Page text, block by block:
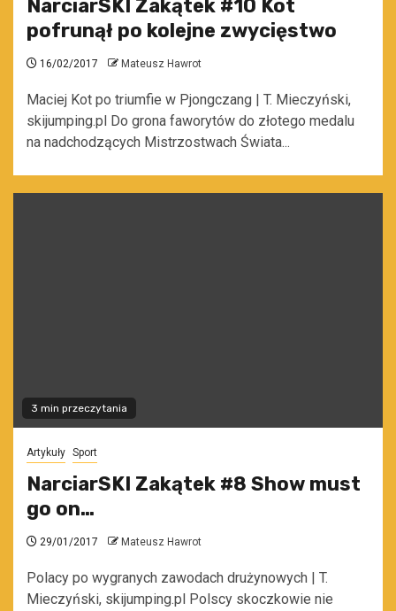
NarciarSKI Zakątek #10 Kot
pofrunął po kolejne zwycięstwo
16/02/2017 Mateusz Hawrot
Maciej Kot po triumfie w Pjongczang | T. Mieczyński,
skijumping.pl Do grona faworytów do złotego medalu
na nadchodzących Mistrzostwach Świata...
3 min przeczytania
Artykuły Sport
NarciarSKI Zakątek #8 Show must
go on…
29/01/2017 Mateusz Hawrot
Polacy po wygranych zawodach drużynowych | T.
Mieczyński, skijumping.pl Polscy skoczkowie nie